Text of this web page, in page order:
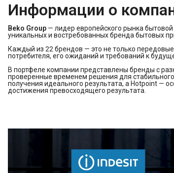
Информации о
Beko Group — лидер европейского рынка
уникальных и востребованных бренда бытовых
Каждый из 22 брендов — это не только
потребителя, его ожиданий и требований к
В портфеле компании представлены бренды с
проверенные временем решения для
получения идеального результата, а Hotpoint —
достижения превосходящего результата.